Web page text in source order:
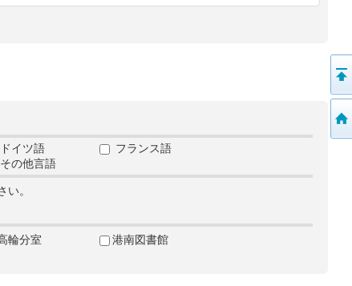
ドイツ語
フランス語
その他言語
。
輪分室
港南図書館